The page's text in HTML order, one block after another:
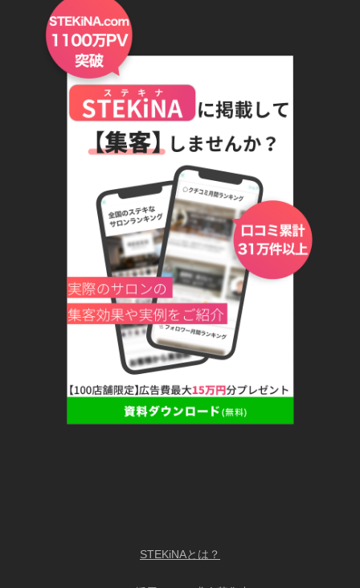
STEKiNAとは？